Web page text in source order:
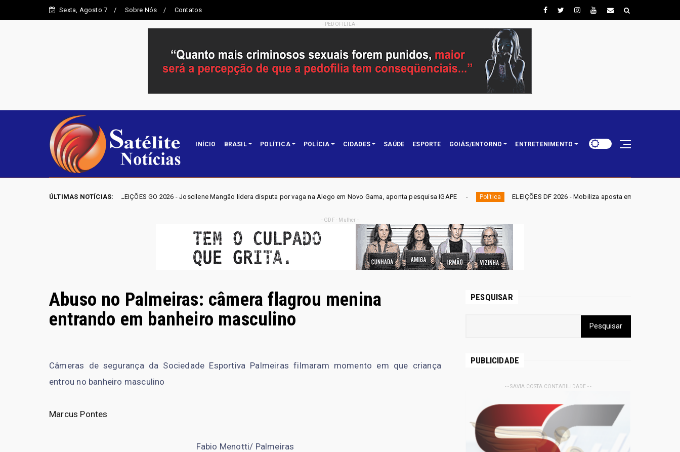
Sexta, Agosto 7 Sobre Nós Contatos
- PEDOFILILA -
INÍCIO BRASIL POLÍTICA POLÍCIA CIDADES SAÚDE ESPORTE GOIÁS/ENTORNO ENTRETENIMENTO
ÚLTIMAS NOTÍCIAS:
ELEIÇÕES GO 2026 - Joscilene Mangão lidera disputa por vaga na Alego em Novo Gama, aponta pesquisa IGAPE Política ELEIÇÕES DF 2026 - Mobiliza aposta em nominata completa e mira eleger três
- GDF - Mulher -
Abuso no Palmeiras: câmera flagrou menina
entrando em banheiro masculino
Câmeras de segurança da Sociedade Esportiva Palmeiras filmaram momento em que criança
entrou no banheiro masculino
Marcus Pontes
Fabio Menotti/ Palmeiras
PESQUISAR
PUBLICIDADE
- - SAVIA COSTA CONTABILIDADE - -